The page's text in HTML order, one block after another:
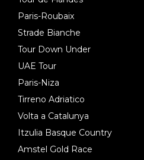
Paris-Roubaix
Strade Bianche
Tour Down Under
UAE Tour
Paris-Niza
Tirreno Adriatico
Volta a Catalunya
Itzulia Basque Country
Amstel Gold Race